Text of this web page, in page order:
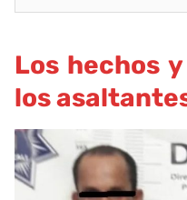
Los hechos
los